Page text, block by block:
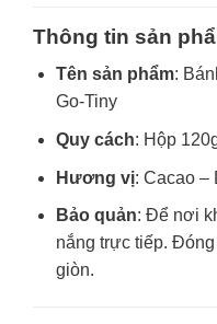
Thông tin sản
Tên sản phẩm:
Go-Tiny
Quy cách: Hộp
Hương vị: Cacao –
Bảo quản: Để nơi
nắng trực tiếp.
giòn.